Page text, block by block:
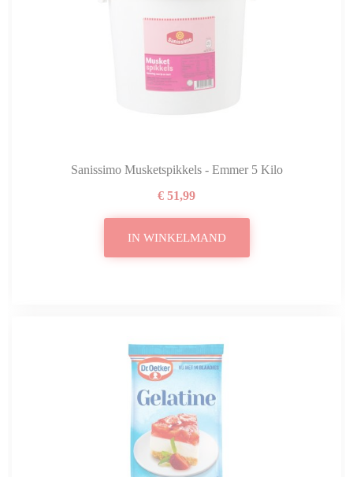
Sanissimo Musketspikkels - Emmer 5 Kilo
€ 51,99
IN WINKELMAND